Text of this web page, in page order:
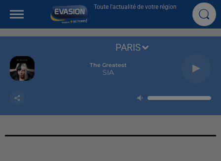
Toute l'actualité de votre région
The Greatest
SIA
PARIS